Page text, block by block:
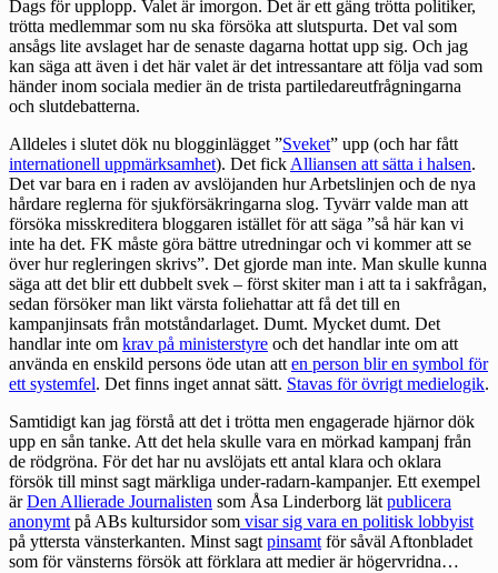
Dags för upplopp. Valet är imorgon. Det är ett gäng trötta politiker,
trötta medlemmar som nu ska försöka att slutspurta. Det val som
ansågs lite avslaget har de senaste dagarna hottat upp sig. Och jag
kan säga att även i det här valet är det intressantare att följa vad som
händer inom sociala medier än de trista partiledareutfrågningarna
och slutdebatterna.
Alldeles i slutet dök nu blogginlägget ”Sveket” upp (och har fått
internationell uppmärksamhet). Det fickAlliansen att sätta i halsen.
Det var bara en i raden av avslöjanden hur Arbetslinjen och de nya
hårdare reglerna för sjukförsäkringarna slog. Tyvärr valde man att
försöka misskreditera bloggaren istället för att säga ”så här kan vi
inte ha det. FK måste göra bättre utredningar och vi kommer att se
över hur regleringen skrivs”. Det gjorde man inte. Man skulle kunna
säga att det blir ett dubbelt svek – först skiter man i att ta i sakfrågan,
sedan försöker man likt värsta foliehattar att få det till en
kampanjinsats från motståndarlaget. Dumt. Mycket dumt. Det
handlar inte om krav på ministerstyre och det handlar inte om att
använda en enskild persons öde utan atten person blir en symbol för
ett systemfel. Det finns inget annat sätt. Stavas för övrigt medielogik.
Samtidigt kan jag förstå att det i trötta men engagerade hjärnor dök
upp en sån tanke. Att det hela skulle vara en mörkad kampanj från
de rödgröna. För det har nu avslöjats ett antal klara och oklara
försök till minst sagt märkliga under-radarn-kampanjer. Ett exempel
ärDen Allierade Journalisten som Åsa Linderborg lätpublicera
anonymtpå ABs kultursidor som visar sig vara en politisk lobbyist
på yttersta vänsterkanten. Minst sagtpinsamtför såväl Aftonbladet
som för vänsterns försök att förklara att medier är högervridna…